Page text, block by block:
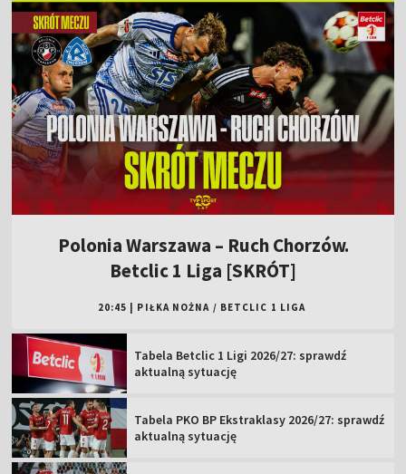
Polonia Warszawa – Ruch Chorzów.
Betclic 1 Liga [SKRÓT]
20:45 PIŁKA NOŻNA / BETCLIC 1 LIGA
Tabela Betclic 1 Ligi 2026/27: sprawdź
aktualną sytuację
Tabela PKO BP Ekstraklasy 2026/27: sprawdź
aktualną sytuację